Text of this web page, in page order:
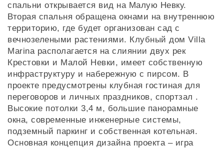
спальни открывается вид на Малую Невку.
Вторая спальня обращена окнами на внутреннюю
территорию, где будет организован сад с
вечнозелеными растениями. Клубный дом Villa
Marina располагается на слиянии двух рек
Крестовки и Малой Невки, имеет собственную
инфраструктуру и набережную с пирсом. В
проекте предусмотрены клубная гостиная для
переговоров и личных праздников, спортзал .
Высокие потолки 3,4 м, большие панорамные
окна, современные инженерные системы,
подземный паркинг и собственная котельная.
Основная концепция дизайна проекта – игра